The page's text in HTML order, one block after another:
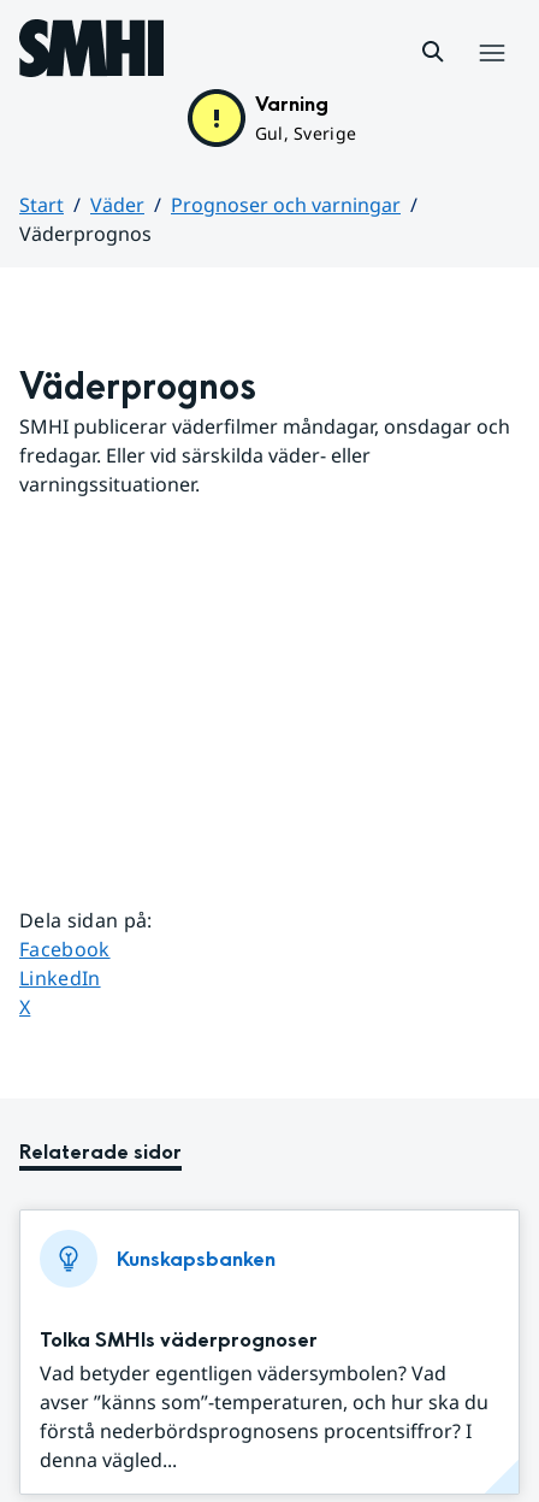
Hoppa till sidans innehåll
Varning
Gul, Sverige
Start Väder
Prognoser och varningar
Väderprognos
Väderprognos
SMHI publicerar väderfilmer måndagar, onsdagar och
fredagar. Eller vid särskilda väder- eller
varningssituationer.
Dela sidan på:
Dela sidan på
Facebook
Dela sidan på
LinkedIn
Dela sidan på
X
Relaterade sidor
Kunskapsbanken
Tolka SMHIs väderprognoser
Vad betyder egentligen vädersymbolen? Vad
avser ”känns som”-temperaturen, och hur ska du
förstå nederbördsprognosens procentsiffror? I
denna vägled...